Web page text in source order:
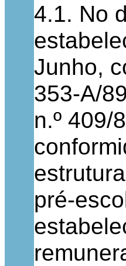
4.1. No
Junho,
353-A/
n.º 409/
pré-